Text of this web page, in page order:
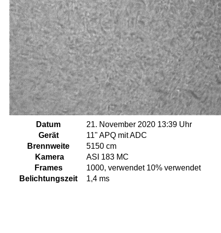
Datum
21. November 2020 13:39 Uhr
Gerät
11" APQ mit ADC
Brennweite
5150 cm
Kamera
ASI 183 MC
Frames
1000, verwendet 10% verwendet
Belichtungszeit
1,4 ms